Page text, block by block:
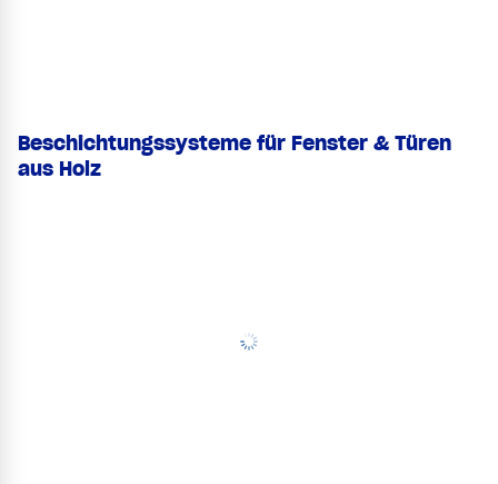
Beschichtungssysteme für Fenster & Türen
aus Holz